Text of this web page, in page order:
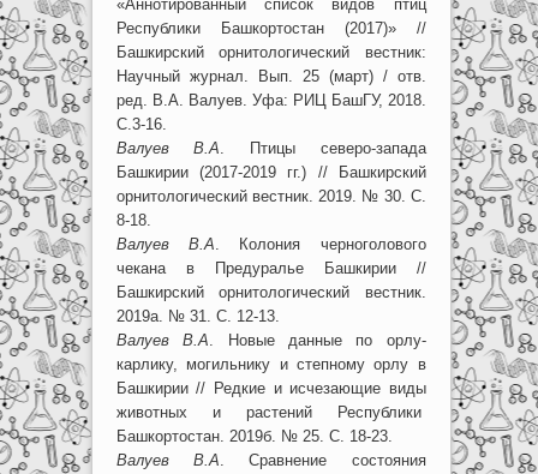
«Аннотированный список видов птиц
Республики Башкортостан (2017)» //
Башкирский орнитологический вестник:
Научный журнал. Вып. 25 (март) / отв.
ред. В.А. Валуев. Уфа: РИЦ БашГУ, 2018.
С.3-16.
Валуев В.А. Птицы северо-запада
Башкирии (2017-2019 гг.) // Башкирский
орнитологический вестник. 2019. № 30. С.
8-18.
Валуев В.А. Колония черноголового
чекана в Предуралье Башкирии //
Башкирский орнитологический вестник.
2019а. № 31. С. 12-13.
Валуев В.А. Новые данные по орлу-
карлику, могильнику и степному орлу в
Башкирии // Редкие и исчезающие виды
животных и растений Республики
Башкортостан. 2019б. № 25. С. 18-23.
Валуев В.А. Сравнение состояния